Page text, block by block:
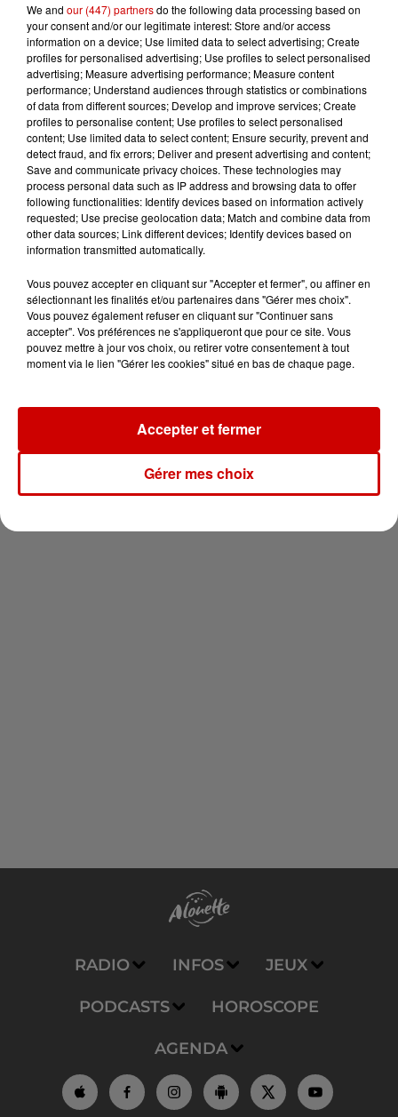
Le Duel - Gagnez vos entrées
pour l'un des zoos de nos
régions !
Destination Vacances - Gagnez
votre séjour en famille au cœur
de la...
Destination Vacances : inscrivez-
vous !
Newsletter
RADIO INFOS JEUX
PODCASTS HOROSCOPE
AGENDA
We and our (447) partnersdo the following data processing based on
your consent and/or our legitimate interest: Store and/or access
information on a device; Use limited data to select advertising; Create
profiles for personalised advertising; Use profiles to select personalised
advertising; Measure advertising performance; Measure content
performance; Understand audiences through statistics or combinations
of data from different sources; Develop and improve services; Create
profiles to personalise content; Use profiles to select personalised
content; Use limited data to select content; Ensure security, prevent and
detect fraud, and fix errors; Deliver and present advertising and content;
Save and communicate privacy choices. These technologies may
process personal data such as IP address and browsing data to offer
following functionalities: Identify devices based on information actively
requested; Use precise geolocation data; Match and combine data from
other data sources; Link different devices; Identify devices based on
information transmitted automatically.
Vous pouvez accepter en cliquant sur "Accepter et fermer", ou affiner en
sélectionnant les finalités et/ou partenaires dans "Gérer mes choix".
Vous pouvez également refuser en cliquant sur "Continuer sans
accepter". Vos préférences ne s'appliqueront que pour ce site. Vous
pouvez mettre à jour vos choix, ou retirer votre consentement à tout
moment via le lien "Gérer les cookies" situé en bas de chaque page.
Gérer mes choix
Accepter et fermer